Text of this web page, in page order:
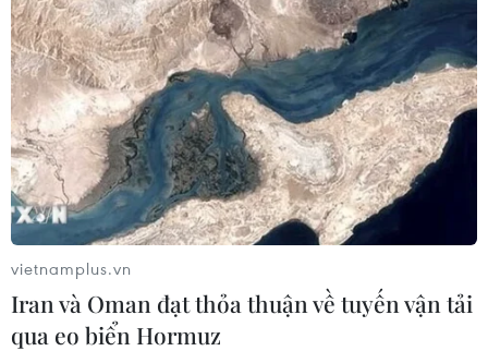
vietnamplus.vn
Iran và Oman đạt thỏa thuận về tuyến vận tải
qua eo biển Hormuz